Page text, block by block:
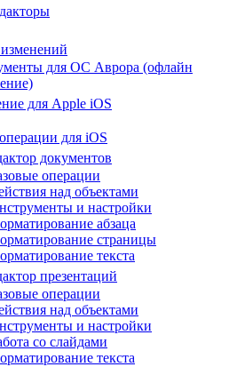
для ОС Аврора (офлайн
для Apple iOS
для iOS
документов
операции
над объектами
и настройки
абзаца
страницы
текста
презентаций
операции
над объектами
и настройки
со слайдами
текста